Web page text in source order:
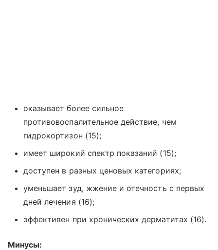
оказывает более сильное
противовоспалительное действие, чем
гидрокортизон (15);
имеет широкий спектр показаний (15);
доступен в разных ценовых категориях;
уменьшает зуд, жжение и отечность с первых
дней лечения (16);
эффективен при хронических дерматитах (16).
Минусы: